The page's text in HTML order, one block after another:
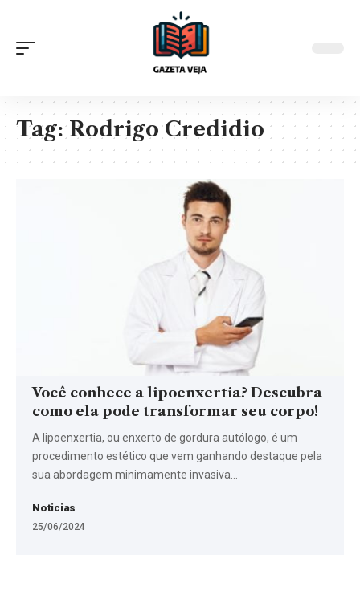
Tag:Rodrigo Credidio
Você conhece a lipoenxertia? Descubra
como ela pode transformar seu corpo!
A lipoenxertia, ou enxerto de gordura autólogo, é um
procedimento estético que vem ganhando destaque pela
sua abordagem minimamente invasiva…
Noticias
25/06/2024